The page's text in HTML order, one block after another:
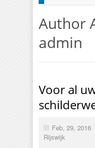
Author
admin
Voor al
Feb, 29, 2016
Rijswijk